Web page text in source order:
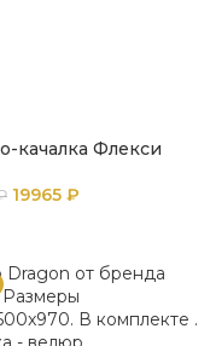
качалка Флекси
19965 ₽